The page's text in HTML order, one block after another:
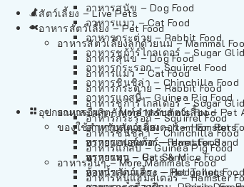
สัตว์เลี้ยง – Live Pets
อาหารสัตว์เลี้ยง – Pet Food
อาหารสัตว์เลี้ยงลูกด้วยนม – Mammal
อาหารสุนัข – Dog Food
อาหารแมว – Cat Food
อาหารกระต่าย – Rabbit Food
อาหารชูก้าร์ไกลเดอร์ – Sugar
อาหารกระรอก – Squirrel Food
อาหารชินชิล่า – Chinchilla Food
อาหารแกสบี้ – Guinea Pig Food
อาหารอื่นๆ – More Mammals Food
อาหารหนูแฮมสเตอร์ – Hamster
อาหารสุนัข – Dog Food
อาหารแมว – Cat Food
อาหารกระต่าย – Rabbit Food
อาหารชูก้าร์ไกลเดอร์ – Sugar
อาหารกระรอก – Squirrel Food
อาหารชินชิล่า – Chinchilla Food
อาหารแกสบี้ – Guinea Pig Food
อาหารอื่นๆ – More Mammals Food
อาหารหนูแฮมสเตอร์ – Hamster
อาหารเฟอร์เร็ต – Ferret Food
อาหารหนู – Rats & Mice Food
อาหารเม่นแคระ – Hedgehog Food
อุปกรณและผลิตภัณฑ์สำหรับสัตว์เลี้ยง – Pet
ของใช้สำหรับสัตว์เลี้ยง – Item For Pets
ทรายแฮมสเตอร์ – Hamster Sand
ทรายแมว – Cat Sand
ห้องน้ำสัตว์เลี้ยง – Pet Toilets